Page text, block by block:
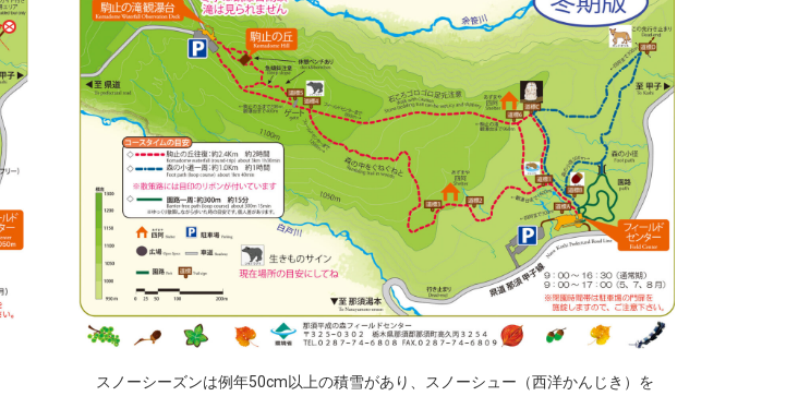
スノーシーズンは例年50cm以上の積雪があり、スノーシュー（西洋かんじき）を